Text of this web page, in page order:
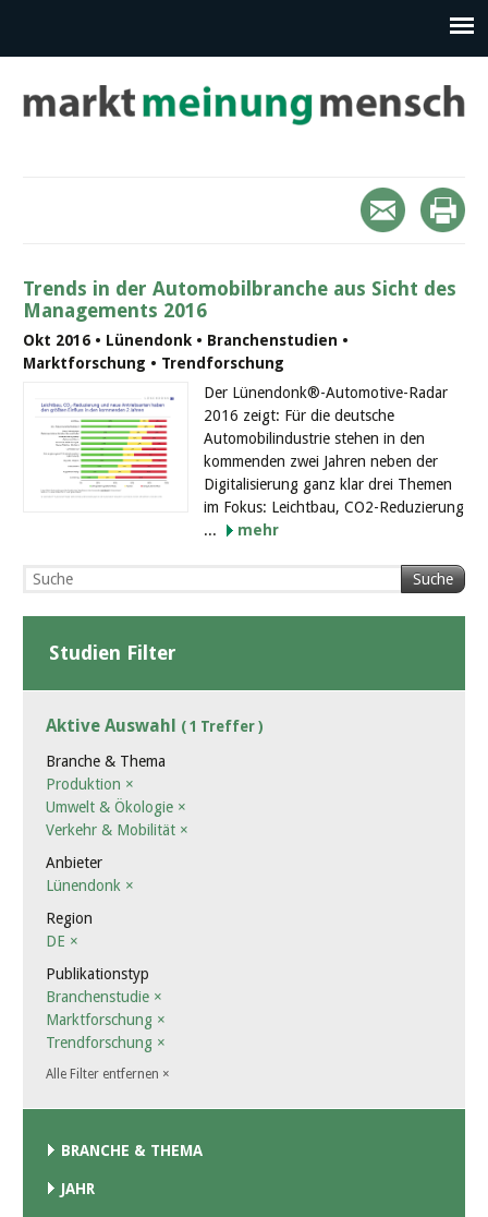
Trends in der Automobilbranche aus Sicht des
Managements 2016
Okt 2016 • Lünendonk • Branchenstudien •
Marktforschung • Trendforschung
Der Lünendonk®-Automotive-Radar
2016 zeigt: Für die deutsche
Automobilindustrie stehen in den
kommenden zwei Jahren neben der
Digitalisierung ganz klar drei Themen
im Fokus: Leichtbau, CO2-Reduzierung
...
mehr
Suche
Studien Filter
Aktive Auswahl ( 1 Treffer )
Branche & Thema
Produktion ×
Umwelt & Ökologie ×
Verkehr & Mobilität ×
Anbieter
Lünendonk ×
Region
DE ×
Publikationstyp
Branchenstudie ×
Marktforschung ×
Trendforschung ×
Alle Filter entfernen ×
BRANCHE & THEMA
JAHR